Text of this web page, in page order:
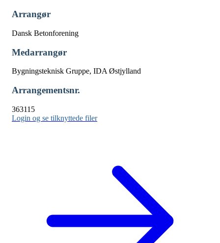
Arrangør
Dansk Betonforening
Medarrangør
Bygningsteknisk Gruppe, IDA Østjylland
Arrangementsnr.
363115
Login og se tilknyttede filer